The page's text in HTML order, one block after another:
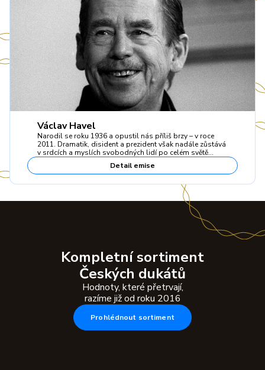
Václav Havel
Narodil se roku 1936 a opustil nás příliš brzy – v roce
2011. Dramatik, disident a prezident však nadále zůstává
v srdcích a myslích svobodných lidí po celém světě…
Detail emise
Kompletní sortiment
Českých dukátů
Hodnoty, které přetrvají,
razíme již od roku 2016
Prohlédnout sortiment